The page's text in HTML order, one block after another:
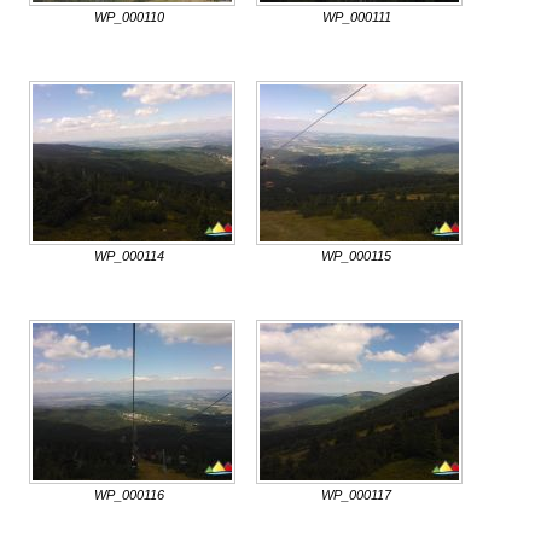
WP_000110 WP_000111
WP_000114 WP_000115
WP_000116 WP_000117